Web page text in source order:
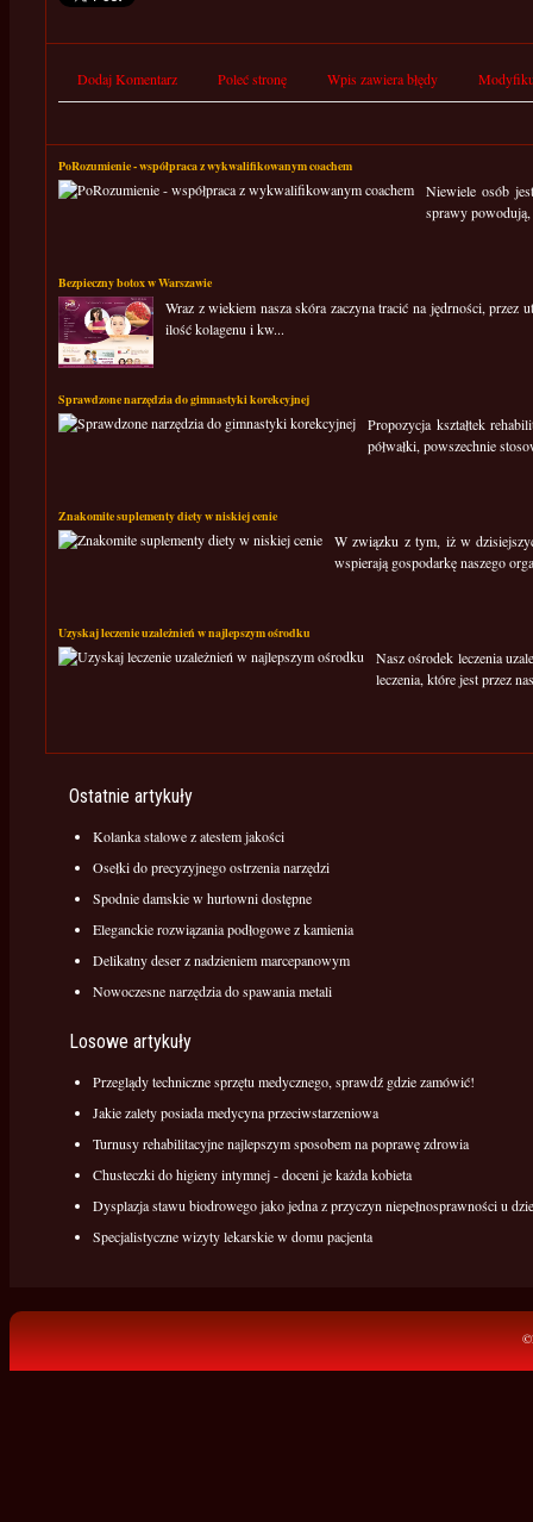
Dodaj Komentarz Poleć stronę Wpis zawiera błędy
PoRozumienie - współpraca z wykwalifikowanym coachem
Niewiele osób
sprawy powodują,
Bezpieczny botox w Warszawie
Wraz z wiekiem nasza skóra zaczyna tracić na jędrności,
ilość kolagenu i kw...
Sprawdzone narzędzia do gimnastyki korekcyjnej
Propozycja kształtek
półwałki, powszechnie
Znakomite suplementy diety w niskiej cenie
W związku z tym, iż w
wspierają gospodarkę naszego
Uzyskaj leczenie uzależnień w najlepszym ośrodku
Nasz ośrodek leczenia
leczenia, które jest przez
Ostatnie artykuły
Kolanka stalowe z atestem jakości
Osełki do precyzyjnego ostrzenia narzędzi
Spodnie damskie w hurtowni dostępne
Eleganckie rozwiązania podłogowe z kamienia
Delikatny deser z nadzieniem marcepanowym
Nowoczesne narzędzia do spawania metali
Losowe artykuły
Przeglądy techniczne sprzętu medycznego, sprawdź gdzie zamówić!
Jakie zalety posiada medycyna przeciwstarzeniowa
Turnusy rehabilitacyjne najlepszym sposobem na poprawę zdrowia
Chusteczki do higieny intymnej - doceni je każda kobieta
Dysplazja stawu biodrowego jako jedna z przyczyn niepełnosprawności u
Specjalistyczne wizyty lekarskie w domu pacjenta